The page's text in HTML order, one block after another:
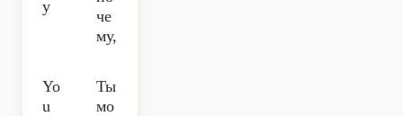
y
че
му,
Yo
u
Ты
мо